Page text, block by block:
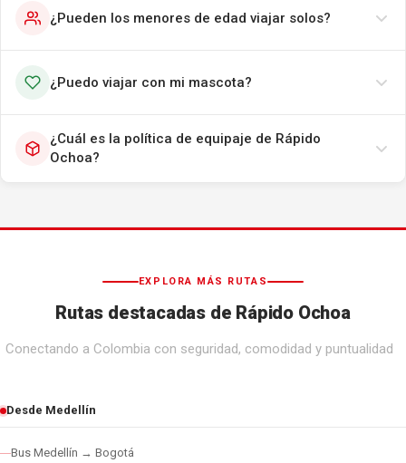
¿Pueden los menores de edad viajar solos?
¿Puedo viajar con mi mascota?
¿Cuál es la política de equipaje de Rápido
Ochoa?
EXPLORA MÁS RUTAS
Rutas destacadas de Rápido Ochoa
Conectando a Colombia con seguridad, comodidad y puntualidad
Desde Medellín
Bus Medellín → Bogotá